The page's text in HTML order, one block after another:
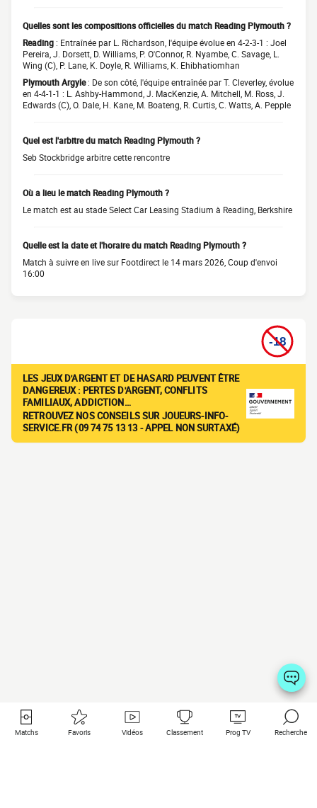
Quelles sont les compositions officielles du match Reading Plymouth ?
Reading : Entraînée par L. Richardson, l'équipe évolue en 4-2-3-1 : Joel
Pereira, J. Dorsett, D. Williams, P. O'Connor, R. Nyambe, C. Savage, L.
Wing (C), P. Lane, K. Doyle, R. Williams, K. Ehibhatiomhan
Plymouth Argyle: De son côté, l'équipe entraînée par T. Cleverley, évolue
en 4-4-1-1 : L. Ashby-Hammond, J. MacKenzie, A. Mitchell, M. Ross, J.
Edwards (C), O. Dale, H. Kane, M. Boateng, R. Curtis, C. Watts, A. Pepple
Quel est l'arbitre du match Reading Plymouth ?
Seb Stockbridge arbitre cette rencontre
Où a lieu le match Reading Plymouth ?
Le match est au stade Select Car Leasing Stadium à Reading, Berkshire
Quelle est la date et l'horaire du match Reading Plymouth ?
Match à suivre en live sur Footdirect le 14 mars 2026, Coup d'envoi
16:00
LES JEUX D'ARGENT ET DE HASARD PEUVENT ÊTRE
DANGEREUX : PERTES D'ARGENT, CONFLITS
FAMILIAUX, ADDICTION…
RETROUVEZ NOS CONSEILS SUR JOUEURS-INFO-
SERVICE.FR (09 74 75 13 13 - APPEL NON SURTAXÉ)
Matchs Favoris Vidéos Classement Prog TV Recherche